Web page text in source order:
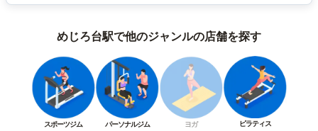
めじろ台駅で他のジャンルの店舗を探す
スポーツジム パーソナルジム ヨガ ピラティス